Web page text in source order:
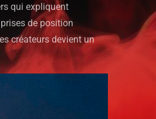
qui expliquent
de position
créateurs devient un